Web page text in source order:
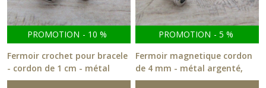
PROMOTION - 10 %
Fermoir crochet pour bracele
- cordon de 1 cm - métal
argenté - 2.3 x 1.9 cm - 50.51
PROMOTION - 5 %
Fermoir magnetique cordon
de 4 mm - métal argenté,
bronze - 268.51-Fermoirs